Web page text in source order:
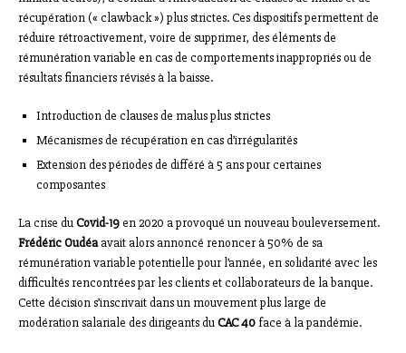
récupération (« clawback ») plus strictes. Ces dispositifs permettent de
réduire rétroactivement, voire de supprimer, des éléments de
rémunération variable en cas de comportements inappropriés ou de
résultats financiers révisés à la baisse.
Introduction de clauses de malus plus strictes
Mécanismes de récupération en cas d’irrégularités
Extension des périodes de différé à 5 ans pour certaines
composantes
La crise duCovid-19en 2020 a provoqué un nouveau bouleversement.
Frédéric Oudéaavait alors annoncé renoncer à 50% de sa
rémunération variable potentielle pour l’année, en solidarité avec les
difficultés rencontrées par les clients et collaborateurs de la banque.
Cette décision s’inscrivait dans un mouvement plus large de
modération salariale des dirigeants duCAC 40 face à la pandémie.